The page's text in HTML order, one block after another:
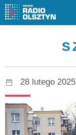
28 lutego 2025